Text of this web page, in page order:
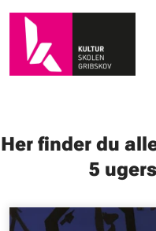
Her finder du
5